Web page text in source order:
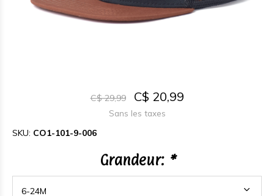
C$ 29,99 C$ 20,99
Sans les taxes
SKU: CO1-101-9-006
Grandeur: *